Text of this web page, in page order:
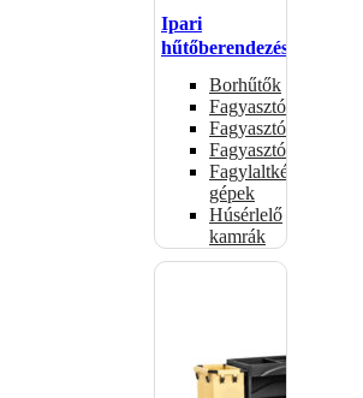
Ipari
hűtőberendezések
Borhűtők
Fagyasztóasztalok
Fagyasztóládák
Fagyasztószekrények
Fagylaltkészítő
gépek
Húsérlelő
kamrák